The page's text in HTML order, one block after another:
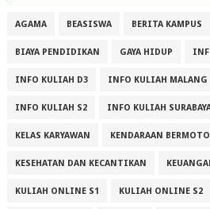
AGAMA BEASISWA BERITA KAMPUS
BIAYA PENDIDIKAN GAYA HIDUP
INFO KULIAH D3 INFO KULIAH MALANG
INFO KULIAH S2 INFO KULIAH
KELAS KARYAWAN KENDARAAN
KESEHATAN DAN KECANTIKAN
KULIAH ONLINE S1 KULIAH ONLINE S2